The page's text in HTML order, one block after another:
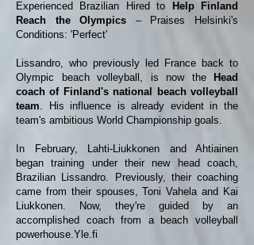
Experienced Brazilian Hired to
Help Finland
Reach the Olympics – Praises Helsinki's
Conditions: 'Perfect'
Lissandro, who previously led France back to
Olympic beach volleyball, is now theHead
coach of Finland's national beach volleyball
team. His influence is already evident in the
team's ambitious World Championship goals.
In February, Lahti-Liukkonen and Ahtiainen
began training under their new head coach,
Brazilian Lissandro. Previously, their coaching
came from their spouses, Toni Vahela and Kai
Liukkonen. Now, they're guided by an
accomplished coach from a beach volleyball
powerhouse.Yle.fi